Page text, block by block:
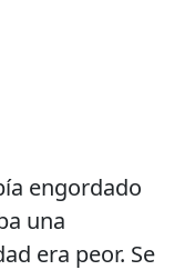
engordado
una
era peor. Se